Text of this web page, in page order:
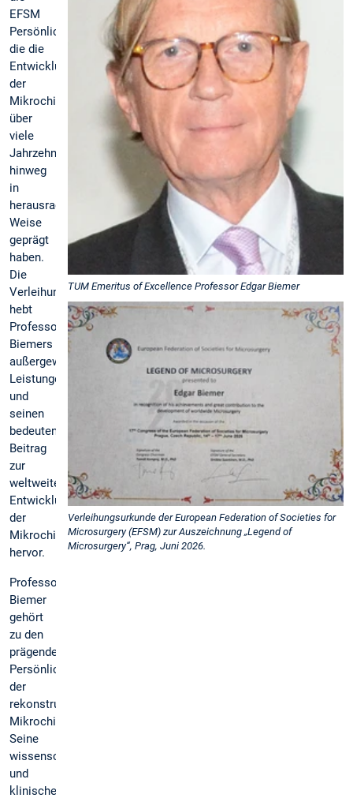
TUM Emeritus of Excellence Professor Edgar Biemer
Verleihungsurkunde der European Federation of Societies for
Microsurgery (EFSM) zur Auszeichnung „Legend of
Microsurgery“, Prag, Juni 2026.
EFSM
Persönlichkeiten,
die die
Entwicklung
der
Mikrochirurgie
über
viele
Jahrzehnte
hinweg
in
herausragender
Weise
geprägt
haben.
Die
Verleihungsurkunde
hebt
Professor
Biemers
außergewöhnliche
Leistungen
und
seinen
bedeutenden
Beitrag
zur
weltweiten
Entwicklung
der
Mikrochirurgie
hervor.
Professor
Biemer
gehört
zu den
prägenden
Persönlichkeiten
der
rekonstruktiven
Mikrochirurgie.
Seine
wissenschaftlichen
und
klinischen